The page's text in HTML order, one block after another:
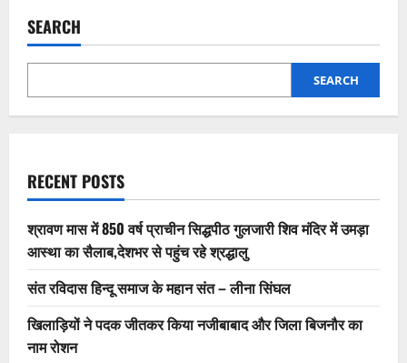
SEARCH
SEARCH
RECENT POSTS
श्रावण मास में 850 वर्ष प्राचीन सिद्धपीठ गुलजारी शिव मंदिर में उमड़ा
आस्था का सैलाब,देशभर से पहुंच रहे श्रद्धालु
संत रविदास हिन्दू समाज के महान संत – लीना सिंघल
खिलाड़ियों ने पदक जीतकर किया नजीबाबाद और जिला बिजनौर का
नाम रोशन